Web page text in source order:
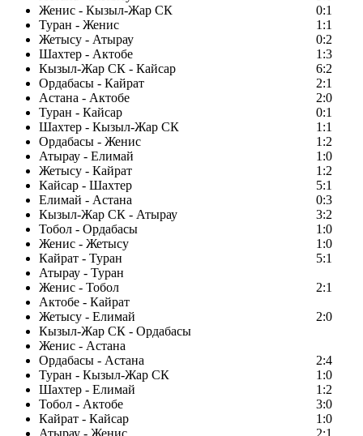
Женис - Кызыл-Жар СК
0:1
Туран - Женис
1:1
Жетысу - Атырау
0:2
Шахтер - Актобе
1:3
Кызыл-Жар СК - Кайсар
6:2
Ордабасы - Кайрат
2:1
Астана - Актобе
2:0
Туран - Кайсар
0:1
Шахтер - Кызыл-Жар СК
1:1
Ордабасы - Женис
1:2
Атырау - Елимай
1:0
Жетысу - Кайрат
1:2
Кайсар - Шахтер
5:1
Елимай - Астана
0:3
Кызыл-Жар СК - Атырау
3:2
Тобол - Ордабасы
1:0
Женис - Жетысу
1:0
Кайрат - Туран
5:1
Атырау - Туран
Женис - Тобол
2:1
Актобе - Кайрат
Жетысу - Елимай
2:0
Кызыл-Жар СК - Ордабасы
Женис - Астана
Ордабасы - Астана
2:4
Туран - Кызыл-Жар СК
1:0
Шахтер - Елимай
1:2
Тобол - Актобе
3:0
Кайрат - Кайсар
1:0